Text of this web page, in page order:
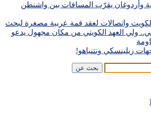
وأردوغان يقرّب المسافات بين واشنطن
الكويت واتصالات لعقد قمة عربية مصغرة لبحث
ولي العهد الكويتي من مكان مجهول يدعو
زيلينسكي ونتنياهو!
بحث عن